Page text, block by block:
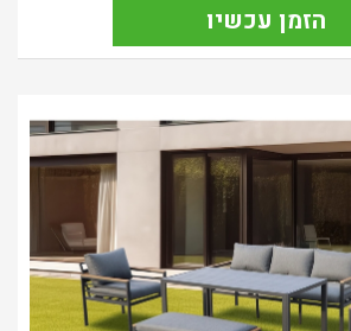
הזמן עכשיו